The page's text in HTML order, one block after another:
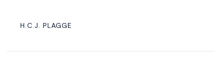
H.C.J. PLAGGE